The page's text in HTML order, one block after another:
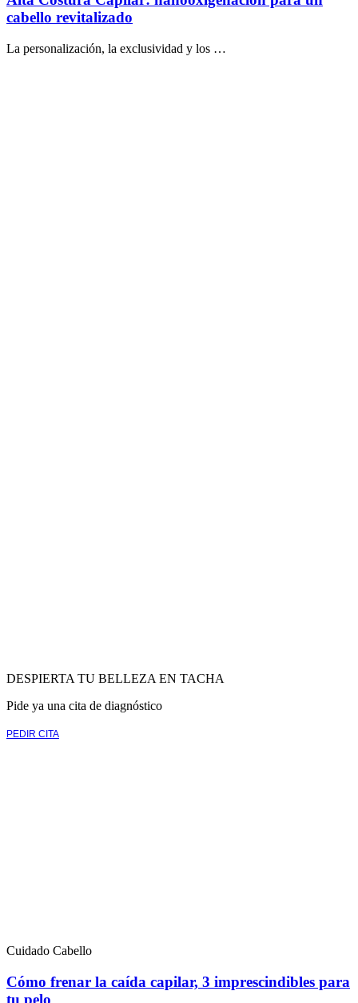
cabello revitalizado
La personalización, la exclusividad y los …
DESPIERTA TU BELLEZA EN TACHA
Pide ya una cita de diagnóstico
PEDIR CITA
Cuidado Cabello
Cómo frenar la caída capilar, 3 imprescindibles para
tu pelo